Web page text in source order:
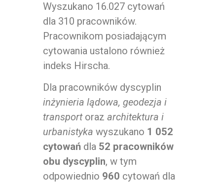
Wyszukano 16.027 cytowań
dla 310 pracowników.
Pracownikom posiadającym
cytowania ustalono również
indeks Hirscha.
Dla pracowników dyscyplin
inżynieria lądowa, geodezja i
transportorazarchitektura i
urbanistyka wyszukano 1 052
cytowań dla 52 pracowników
obu dyscyplin, w tym
odpowiednio 960 cytowań dla